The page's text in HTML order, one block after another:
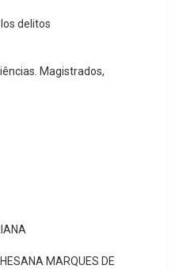
delitos
Magistrados,
MARQUES DE